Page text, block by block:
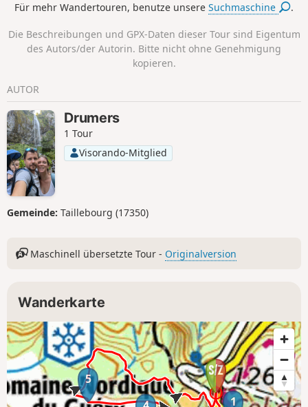
Für mehr Wandertouren, benutze unsereSuchmaschine .
Die Beschreibungen und GPX-Daten dieser Tour sind Eigentum
des Autors/der Autorin. Bitte nicht ohne Genehmigung
kopieren.
AUTOR
Drumers
1 Tour
Visorando-Mitglied
Gemeinde: Taillebourg (17350)
Maschinell übersetzte Tour - Originalversion
Wanderkarte
1
5